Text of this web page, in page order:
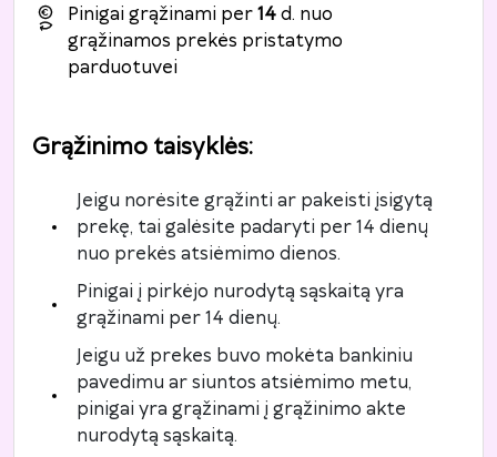
Pinigai grąžinami per14d. nuo
grąžinamos prekės pristatymo
parduotuvei
Grąžinimo taisyklės:
Jeigu norėsite grąžinti ar pakeisti įsigytą
prekę, tai galėsite padaryti per 14 dienų
nuo prekės atsiėmimo dienos.
Pinigai į pirkėjo nurodytą sąskaitą yra
grąžinami per 14 dienų.
Jeigu už prekes buvo mokėta bankiniu
pavedimu ar siuntos atsiėmimo metu,
pinigai yra grąžinami į grąžinimo akte
nurodytą sąskaitą.